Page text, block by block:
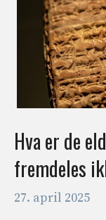
Hva er de
fremdeles
27. april 2025